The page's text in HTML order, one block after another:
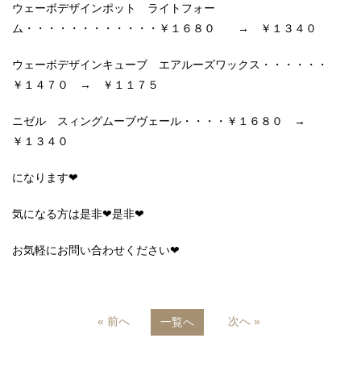
ウェーボデザインポット ライトフォー
ム・・・・・・・・・・・・￥１６８０ → ￥１３４０
ウェーボデザインキューブ エアルーズワックス・・・・・・
￥１４７０ → ￥１１７５
ニゼル スィングムーブヴェール・・・・￥１６８０ →
￥１３４０
になります❤
気になる方は是非❤是非❤
お気軽にお問い合わせください❤
« 前へ 一覧へ 次へ »